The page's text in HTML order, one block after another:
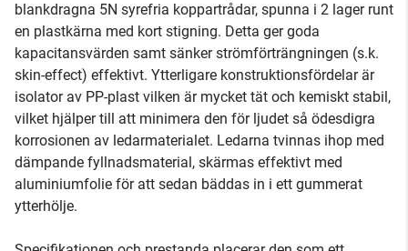
blankdragna 5N syrefria koppartrådar, spunna i 2 lager runt
en plastkärna med kort stigning. Detta ger goda
kapacitansvärden samt sänker strömförträngningen (s.k.
skin-effect) effektivt. Ytterligare konstruktionsfördelar är
isolator av PP-plast vilken är mycket tät och kemiskt stabil,
vilket hjälper till att minimera den för ljudet så ödesdigra
korrosionen av ledarmaterialet. Ledarna tvinnas ihop med
dämpande fyllnadsmaterial, skärmas effektivt med
aluminiumfolie för att sedan bäddas in i ett gummerat
ytterhölje.